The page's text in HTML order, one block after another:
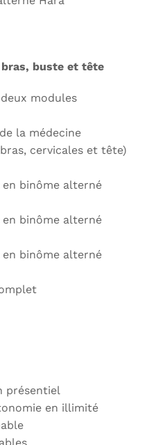
buste et tête
modules
la médecine
cervicales et tête)
en binôme alterné
en binôme alterné
en binôme alterné
présentiel
en illimité